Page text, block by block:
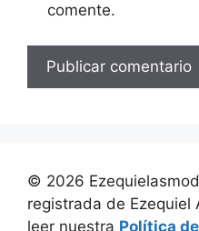
comente.
© 2026
registrada de Ezequiel
leer nuestra Política